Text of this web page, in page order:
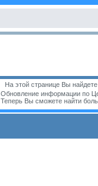
На этой странице Вы
Обновление информации по
Теперь Вы сможете найти